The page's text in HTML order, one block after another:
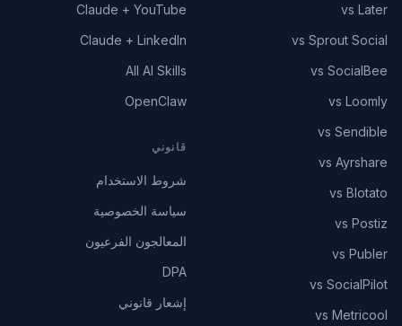
vs Later
vs Sprout Social
vs SocialBee
vs Loomly
vs Sendible
vs Ayrshare
vs Blotato
vs Postiz
vs Publer
vs SocialPilot
vs Metricool
Claude + YouTube
Claude + LinkedIn
All AI Skills
OpenClaw
قانوني
شروط الاستخدام
سياسة الخصوصية
المعالجون الفرعيون
DPA
إشعار قانوني